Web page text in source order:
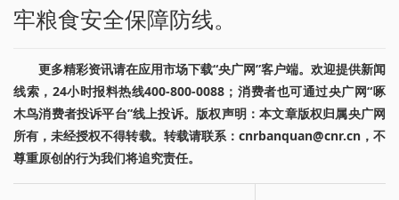
牢粮食安全保障防线。
更多精彩资讯请在应用市场下载“央广网”客户端。欢迎提供新闻
线索，24小时报料热线400-800-0088；消费者也可通过央广网“啄
木鸟消费者投诉平台”线上投诉。版权声明：本文章版权归属央广网
所有，未经授权不得转载。转载请联系：cnrbanquan@cnr.cn，不
尊重原创的行为我们将追究责任。